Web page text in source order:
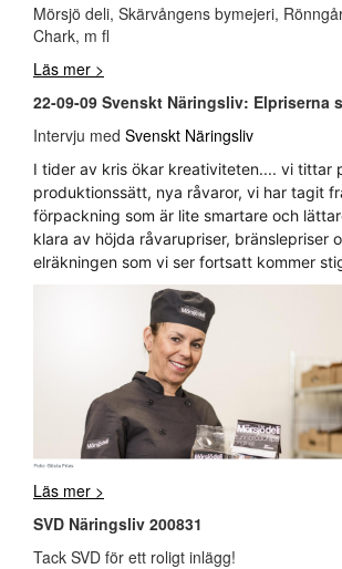
Mörsjö deli, Skärvångens bymejeri,
Chark, m fl
Läs mer >
22-09-09 Svenskt Näringsliv: Elpriserna
Intervju med Svenskt Näringsliv
I tider av kris ökar kreativiteten.... vi tittar
produktionssätt, nya råvaror, vi har tagit
förpackning som är lite smartare och
klara av höjda råvarupriser, bränslepriser
elräkningen som vi ser fortsatt kommer
Läs mer >
SVD Näringsliv 200831
Tack SVD för ett roligt inlägg!